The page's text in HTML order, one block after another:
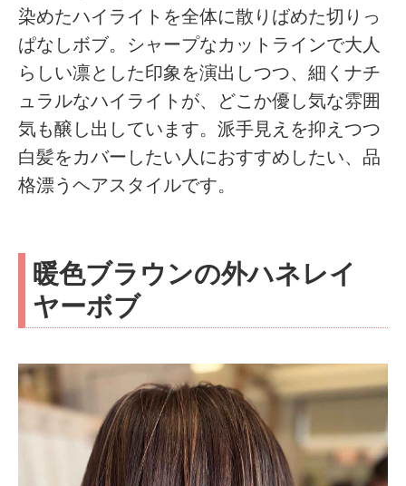
染めたハイライトを全体に散りばめた切りっ
ぱなしボブ。シャープなカットラインで大人
らしい凛とした印象を演出しつつ、細くナチ
ュラルなハイライトが、どこか優し気な雰囲
気も醸し出しています。派手見えを抑えつつ
白髪をカバーしたい人におすすめしたい、品
格漂うヘアスタイルです。
暖色ブラウンの外ハネレイ
ヤーボブ